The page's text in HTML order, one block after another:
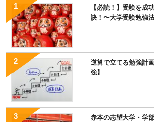
【必読！】受験を成
訣！〜大学受験勉強
逆算で立てる勉強計
強】
赤本の志望大学・学